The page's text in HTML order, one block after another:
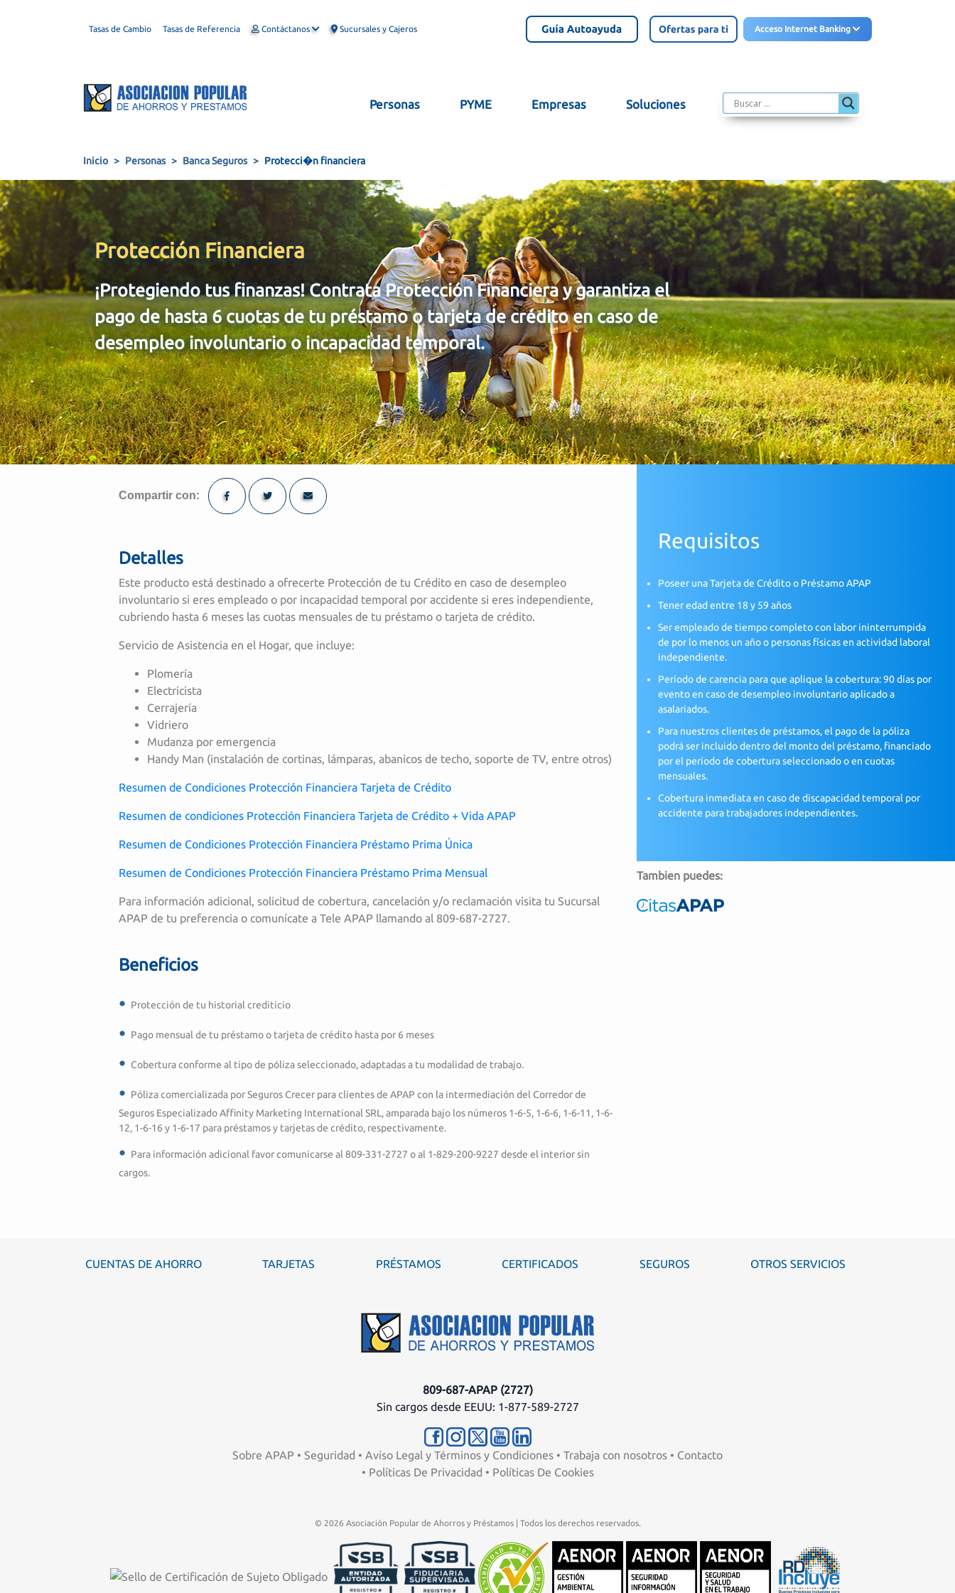
Tasas de Cambio Tasas de Referencia Contáctanos Sucursales y Cajeros Acceso Internet Banking
Personas PYME Empresas Soluciones
Inicio Personas Banca Seguros Protecci�n financiera
Protección Financiera
¡Protegiendo tus finanzas! Contrata Protección Financiera y garantiza el
pago de hasta 6 cuotas de tu préstamo o tarjeta de crédito en caso de
desempleo involuntario o incapacidad temporal.
Compartir con:
Detalles
Este producto está destinado a ofrecerte Protección de tu Crédito en caso de desempleo
involuntario si eres empleado o por incapacidad temporal por accidente si eres independiente,
cubriendo hasta 6 meses las cuotas mensuales de tu préstamo o tarjeta de crédito.
Servicio de Asistencia en el Hogar, que incluye:
Plomería
Electricista
Cerrajería
Vidriero
Mudanza por emergencia
Handy Man (instalación de cortinas, lámparas, abanicos de techo, soporte de TV, entre otros)
Resumen de Condiciones Protección Financiera Tarjeta de Crédito
Resumen de condiciones Protección Financiera Tarjeta de Crédito + Vida APAP
Resumen de Condiciones Protección Financiera Préstamo Prima Única
Resumen de Condiciones Protección Financiera Préstamo Prima Mensual
Para información adicional, solicitud de cobertura, cancelación y/o reclamación visita tu Sucursal
APAP de tu preferencia o comunícate a Tele APAP llamando al 809-687-2727.
Beneficios
Protección de tu historial crediticio
Pago mensual de tu préstamo o tarjeta de crédito hasta por 6 meses
Cobertura conforme al tipo de póliza seleccionado, adaptadas a tu modalidad de trabajo.
Póliza comercializada por Seguros Crecer para clientes de APAP con la intermediación del Corredor de
Seguros Especializado Affinity Marketing International SRL, amparada bajo los números 1-6-5, 1-6-6, 1-6-11, 1-6-
12, 1-6-16 y 1-6-17 para préstamos y tarjetas de crédito, respectivamente.
Para información adicional favor comunicarse al 809-331-2727 o al 1-829-200-9227 desde el interior sin
cargos.
Requisitos
Poseer una Tarjeta de Crédito o Préstamo APAP
Tener edad entre 18 y 59 años
Ser empleado de tiempo completo con labor ininterrumpida
de por lo menos un año o personas físicas en actividad laboral
independiente.
Período de carencia para que aplique la cobertura: 90 días por
evento en caso de desempleo involuntario aplicado a
asalariados.
Para nuestros clientes de préstamos, el pago de la póliza
podrá ser incluido dentro del monto del préstamo, financiado
por el período de cobertura seleccionado o en cuotas
mensuales.
Cobertura inmediata en caso de discapacidad temporal por
accidente para trabajadores independientes.
Tambien puedes:
CUENTAS DE AHORRO TARJETAS PRÉSTAMOS CERTIFICADOS SEGUROS OTROS SERVICIOS
809-687-APAP (2727)
Sin cargos desde EEUU: 1-877-589-2727
Sobre APAP • Seguridad • Aviso Legal y Términos y Condiciones • Trabaja con nosotros • Contacto
• Políticas De Privacidad • Políticas De Cookies
© 2026 Asociación Popular de Ahorros y Préstamos | Todos los derechos reservados.